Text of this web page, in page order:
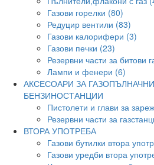
Газови горелки (80)
Редуцир вентили (83)
Газови калорифери (3)
Газови печки (23)
Резервни части за битови
Лампи и фенери (6)
АКСЕСОАРИ ЗА
БЕНЗИНОСТАНЦИИ
Пистолети и глави за
Резервни части за
ВТОРА УПОТРЕБА
Газови бутилки втора
Газови уредби втора